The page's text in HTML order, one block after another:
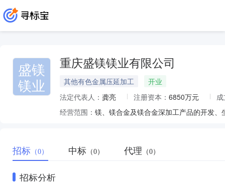
盛镁
镁业
重庆盛镁镁业有限公司
其他有色金属压延加工
开业
法定代表人： 龚亮 注册资本： 6850万元
经营范围：
招标 （0） 中标 （0） 代理 （0）
招标分析